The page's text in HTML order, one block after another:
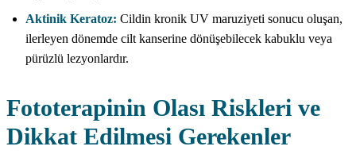
Aktinik Keratoz: Cildin kronik UV maruziyeti sonucu oluşan,
ilerleyen dönemde cilt kanserine dönüşebilecek kabuklu veya
pürüzlü lezyonlardır.
Fototerapinin Olası Riskleri ve
Dikkat Edilmesi Gerekenler